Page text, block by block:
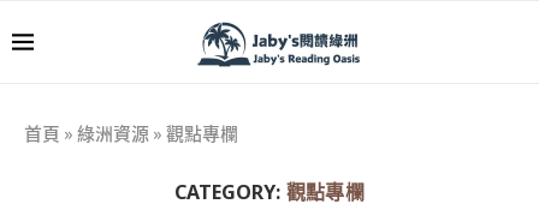
首頁 »綠洲資源»觀點專欄
CATEGORY: 觀點專欄